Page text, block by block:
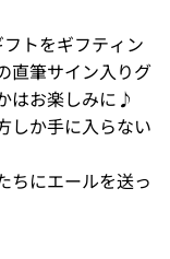
トをギフティン
直筆サイン入りグ
はお楽しみに♪
しか手に入らない
ちにエールを送っ